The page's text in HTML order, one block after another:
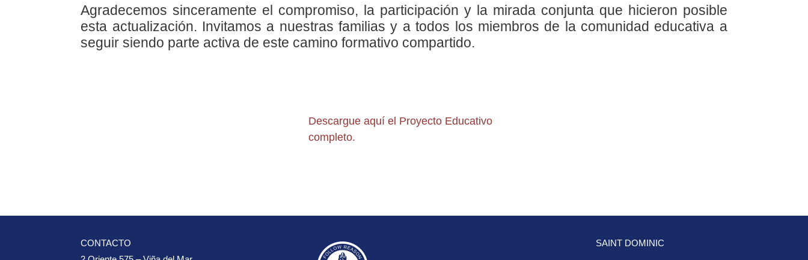
Agradecemos sinceramente el compromiso, la participación y la mirada conjunta que hicieron posible
esta actualización. Invitamos a nuestras familias y a todos los miembros de la comunidad educativa a
seguir siendo parte activa de este camino formativo compartido.
Descargue aquí el Proyecto Educativo
completo.
CONTACTO
SAINT DOMINIC